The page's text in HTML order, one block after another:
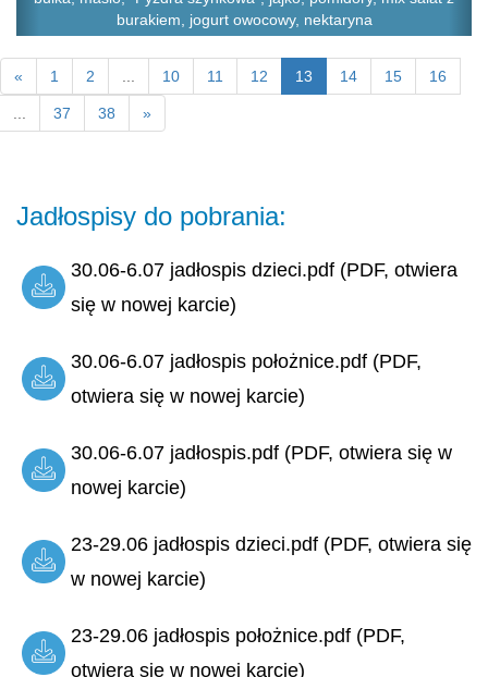
burakiem, jogurt owocowy, nektaryna
« 1 2 ... 10 11 12 13 14 15 16
... 37 38 »
Jadłospisy do pobrania:
30.06-6.07 jadłospis dzieci.pdf (PDF, otwiera
się w nowej karcie)
30.06-6.07 jadłospis położnice.pdf (PDF,
otwiera się w nowej karcie)
30.06-6.07 jadłospis.pdf (PDF, otwiera się w
nowej karcie)
23-29.06 jadłospis dzieci.pdf (PDF, otwiera się
w nowej karcie)
23-29.06 jadłospis położnice.pdf (PDF,
otwiera się w nowej karcie)